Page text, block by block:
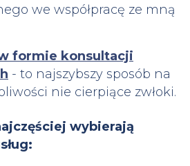
we współpracę ze mną
formie konsultacji
- to najszybszy sposób na
nie cierpiące zwłoki.
wybierają